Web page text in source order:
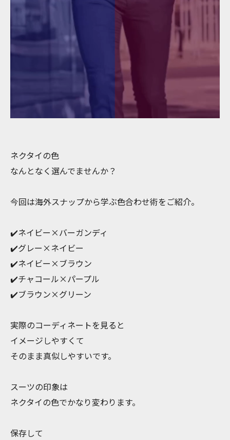
ネクタイの色
なんとなく選んでませんか？
今回は海外スナップから学ぶ色合わせ術をご紹介。
✔️ネイビー×バーガンディ
✔️グレー×ネイビー
✔️ネイビー×ブラウン
✔️チャコール×パープル
✔️ブラウン×グリーン
実際のコーディネートを見ると
イメージしやすくて
そのまま真似しやすいです。
スーツの印象は
ネクタイの色でかなり変わります。
保存して